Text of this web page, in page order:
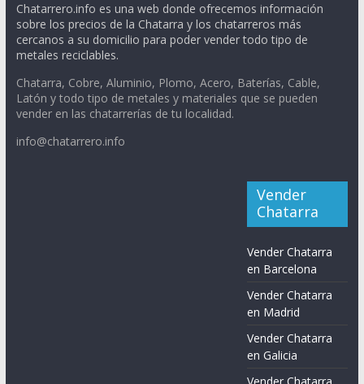
Chatarrero.info es una web donde ofrecemos información
sobre los precios de la Chatarra y los chatarreros más
cercanos a su domicilio para poder vender todo tipo de
metales reciclables.
Chatarra, Cobre, Aluminio, Plomo, Acero, Baterías, Cable,
Latón y todo tipo de metales y materiales que se pueden
vender en las chatarrerías de tu localidad.
info@chatarrero.info
Vender
Chatarra
Vender Chatarra
en Barcelona
Vender Chatarra
en Madrid
Vender Chatarra
en Galicia